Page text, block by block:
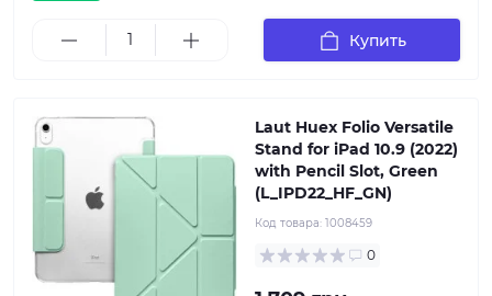
Купить
Laut Huex Folio Versatile
Stand for iPad 10.9 (2022)
with Pencil Slot, Green
(L_IPD22_HF_GN)
Код товара: 1008459
0